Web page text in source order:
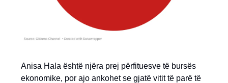
Anisa Hala është njëra prej përfituesve të bursës
ekonomike, por ajo ankohet se gjatë vitit të parë të